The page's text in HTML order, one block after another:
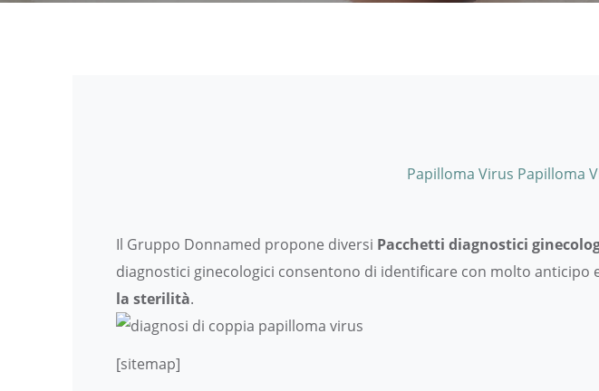
Papilloma Virus Papilloma
Il Gruppo Donnamed propone diversi Pacchetti diagnostici
diagnostici ginecologici consentono di identificare con molto
la sterilità.
[sitemap]